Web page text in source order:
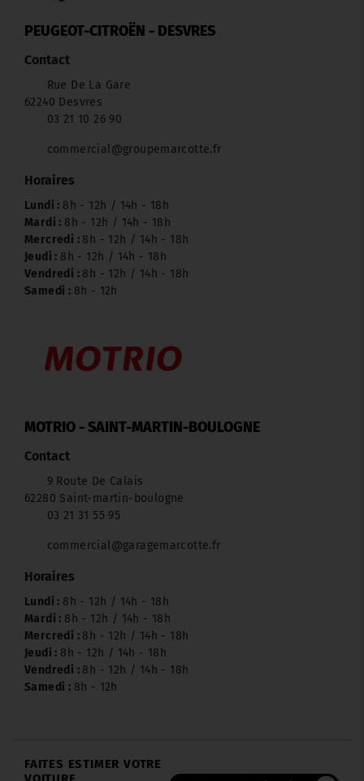
PEUGEOT-CITROËN - DESVRES
Contact
Rue De La Gare
62240 Desvres
03 21 10 26 90
commercial@groupemarcotte.fr
Horaires
Lundi : 8h - 12h / 14h - 18h
Mardi : 8h - 12h / 14h - 18h
Mercredi : 8h - 12h / 14h - 18h
Jeudi : 8h - 12h / 14h - 18h
Vendredi : 8h - 12h / 14h - 18h
Samedi : 8h - 12h
MOTRIO - SAINT-MARTIN-BOULOGNE
Contact
9 Route De Calais
62280 Saint-martin-boulogne
03 21 31 55 95
commercial@garagemarcotte.fr
Horaires
Lundi : 8h - 12h / 14h - 18h
Mardi : 8h - 12h / 14h - 18h
Mercredi : 8h - 12h / 14h - 18h
Jeudi : 8h - 12h / 14h - 18h
Vendredi : 8h - 12h / 14h - 18h
Samedi : 8h - 12h
FAITES ESTIMER VOTRE